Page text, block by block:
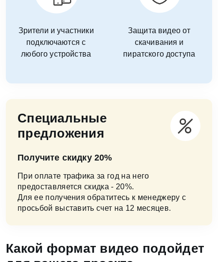
Зрители и участники
подключаются с
любого устройства
Защита видео от
скачивания и
пиратского доступа
Какой формат видео подойдет
Специальные
предложения
Получите скидку 20%
При оплате трафика за год на него
предоставляется скидка - 20%.
Для ее получения обратитесь к менеджеру с
просьбой выставить счет на 12 месяцев.